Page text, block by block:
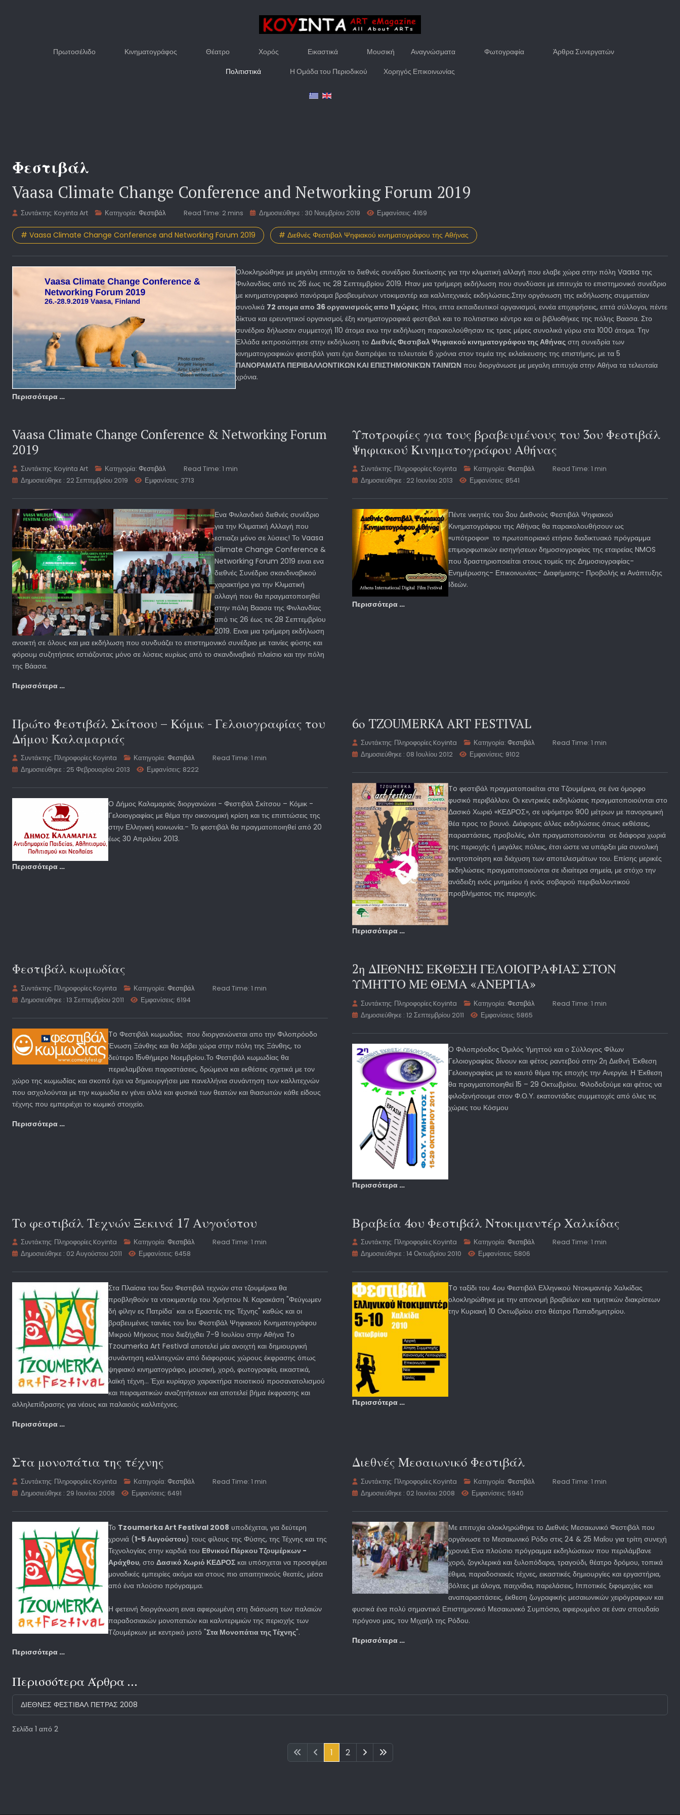
Πρωτοσέλιδο Κινηματογράφος Θέατρο Χορός Εικαστικά Μουσική Αναγνώσματα Φωτογραφία Άρθρα Συνεργατών
Πολιτιστικά Η Ομάδα του Περιοδικού Χορηγός Επικοινωνίας
Φεστιβάλ
Vaasa Climate Change Conference and Networking Forum 2019
Συντάκτης: Koyinta Art Κατηγορία:Φεστιβάλ Read Time: 2 mins Δημοσιεύθηκε : 30 Νοεμβρίου 2019 Εμφανίσεις: 4169
# Vaasa Climate Change Conference and Networking Forum 2019 # Διεθνές Φεστιβαλ Ψηφιακού κινηματογράφου της Αθήνας
Ολοκληρώθηκε με μεγάλη επιτυχία το διεθνές συνέδριο δυκτίωσης για την κλιματική αλλαγή που ελαβε χώρα στην πόλη Vaasa της
Φινλανδίας από τις 26 έως τις 28 Σεπτεμβρίου 2019. Ηταν μια τριήμερη εκδήλωση που συνδύασε με επιτυχία το επιστημονικό συνέδριο
με κινηματογραφικό πανόραμα βραβευμένων ντοκιμαντέρ και καλλιτεχνικές εκδηλώσεις.Στην οργάνωση της εκδήλωσης συμμετείαν
συνολικά 72 ατομα απο 36 οργανισμούς απο 11 χώρες. Ητοι, επτα εκπαιδευτικοί οργανισμοί, εννέα επιχειρήσεις, επτά σύλλογοι, πέντε
δίκτυα και ερευνητικοί οργανισμοί, έξη κινηματογραφικά φεστιβαλ και το πολιτιστικο κέντρο και οι βιβλιοθήκες της πόλης Βαασα. Στο
συνέδριο δήλωσαν συμμετοχή 110 άτομα ενω την εκδήλωση παρακολούθησαν τις τρεις μέρες συνολικά γύρω στα 1000 άτομα. Την
Ελλάδα εκπροσώπησε στην εκδήλωση το Διεθνές Φεστιβαλ Ψηφιακού κινηματογράφου της Αθήνας στη συνεδρία των
κινηματογραφικών φεστιβάλ γιατι έχει διαπρέψει τα τελευταία 6 χρόνια στον τομέα της εκλαίκευσης της επιστήμης, με τα 5
ΠΑΝΟΡΑΜΑΤΑ ΠΕΡΙΒΑΛΛΟΝΤΙΚΩΝ ΚΑΙ ΕΠΙΣΤΗΜΟΝΙΚΏΝ ΤΑΙΝΙΏΝ που διοργάνωσε με μεγαλη επιτυχία στην Αθήνα τα τελευταία
χρόνια.
Περισσότερα …
Vaasa Climate Change Conference & Networking Forum
2019
Συντάκτης: Koyinta Art Κατηγορία:Φεστιβάλ
Read Time: 1 min
Δημοσιεύθηκε : 22 Σεπτεμβρίου 2019
Εμφανίσεις: 3713
Ενα Φινλανδικό διεθνές συνέδριο
για την Κλιματική Αλλαγή που
εστιαζει μόνο σε λύσεις! Το Vaasa
Climate Change Conference &
Networking Forum 2019 ειναι ενα
διεθνές Συνέδριο σκανδιναβικού
χαρακτήρα για την Κλιματική
αλλαγή που θα πραγματοποιηθεί
στην πόλη Βαασα της Φινλανδίας
από τις 26 έως τις 28 Σεπτεμβρίου
2019. Ειναι μια τριήμερη εκδήλωση
ανοικτή σε όλους και μια εκδήλωση που συνδυάζει το επιστημονικό συνέδριο με ταινίες φύσης και
φόρουμ συζητήσεις εστιάζοντας μόνο σε λύσεις κυρίως από το σκανδιναβικό πλαίσιο και την πόλη
της Βάασα.
Περισσότερα …
Υποτροφίες για τους βραβευμένους του 3ου Φεστιβάλ
Ψηφιακού Κινηματογράφου Αθήνας
Συντάκτης: Πληροφορίες Koyinta Κατηγορία:Φεστιβάλ
Read Time: 1 min
Δημοσιεύθηκε : 22 Ιουνίου 2013
Εμφανίσεις: 8541
Πέντε νικητές του 3ου Διεθνούς Φεστιβάλ Ψηφιακού
Κινηματογράφου της Αθήνας θα παρακολουθήσουν ως
«υπότροφοι» το πρωτοποριακό ετήσιο διαδικτυακό πρόγραμμα
επιμορφωτικών εισηγήσεων δημοσιογραφίας της εταιρείας NMOS
που δραστηριοποιείται στους τομείς της Δημοσιογραφίας-
Ενημέρωσης- Επικοινωνίας- Διαφήμισης- Προβολής κι Ανάπτυξης
Ιδεών.
Περισσότερα …
Πρώτο Φεστιβάλ Σκίτσου – Κόμικ - Γελοιογραφίας του
Δήμου Καλαμαριάς
Συντάκτης: Πληροφορίες Koyinta Κατηγορία:Φεστιβάλ
Read Time: 1 min
Δημοσιεύθηκε : 25 Φεβρουαρίου 2013
Εμφανίσεις: 8222
Ο Δήμος Καλαμαριάς διοργανώνει - Φεστιβάλ Σκίτσου – Κόμικ -
Γελοιογραφίας με θέμα την οικονομική κρίση και τις επιπτώσεις της
στην Ελληνική κοινωνία.- Το φεστιβάλ θα πραγματοποιηθεί από 20
έως 30 Απριλίου 2013.
Περισσότερα …
6ο TZOUMERKA ART FESTIVAL
Συντάκτης: Πληροφορίες Koyinta Κατηγορία:Φεστιβάλ
Read Time: 1 min
Δημοσιεύθηκε : 08 Ιουλίου 2012
Εμφανίσεις: 9102
To φεστιβάλ πραγματοποιείται στα Τζουμέρκα, σε ένα όμορφο
φυσικό περιβάλλον. Οι κεντρικές εκδηλώσεις πραγματοποιούνται στο
Δασικό Χωριό «ΚΕΔΡΟΣ», σε υψόμετρο 900 μέτρων με πανοραμική
θέα προς το βουνό. Διάφορες άλλες εκδηλώσεις όπως εκθέσεις,
παραστάσεις, προβολές, κλπ πραγματοποιούνται σε διάφορα χωριά
της περιοχής ή μεγάλες πόλεις, έτσι ώστε να υπάρξει μία συνολική
κινητοποίηση και διάχυση των αποτελεσμάτων του. Επίσης μερικές
εκδηλώσεις πραγματοποιούνται σε ιδιαίτερα σημεία, με στόχο την
ανάδειξη ενός μνημείου ή ενός σοβαρού περιβαλλοντικού
προβλήματος της περιοχής.
Περισσότερα …
Φεστιβάλ κωμωδίας
Συντάκτης: Πληροφορίες Koyinta Κατηγορία:Φεστιβάλ
Read Time: 1 min
Δημοσιεύθηκε : 13 Σεπτεμβρίου 2011
Εμφανίσεις: 6194
To Φεστιβάλ κωμωδίας που διοργανώνεται απο την Φιλοπρόοδο
Ένωση Ξάνθης και θα λάβει χώρα στην πόλη της Ξάνθης, το
δεύτερο 15νθήμερο Νοεμβρίου.Το Φεστιβάλ κωμωδίας θα
περιελαμβάνει παραστάσεις, δρώμενα και εκθέσεις σχετικά με τον
χώρο της κωμωδίας και σκοπό έχει να δημιουργήσει μια πανελλήνια συνάντηση των καλλιτεχνών
που ασχολούνται με την κωμωδία εν γένει αλλά και φυσικά των θεατών και θιασωτών κάθε είδους
τέχνης που εμπεριέχει το κωμικό στοιχείο.
Περισσότερα …
2η ΔΙΕΘΝΗΣ ΕΚΘΕΣΗ ΓΕΛΟΙΟΓΡΑΦΙΑΣ ΣΤΟΝ
ΥΜΗΤΤΟ ΜΕ ΘΕΜΑ «ΑΝΕΡΓΙΑ»
Συντάκτης: Πληροφορίες Koyinta Κατηγορία:Φεστιβάλ
Read Time: 1 min
Δημοσιεύθηκε : 12 Σεπτεμβρίου 2011
Εμφανίσεις: 5865
Ο Φιλοπρόοδος Όμιλός Υμηττού και ο Σύλλογος Φίλων
Γελοιογραφίας δίνουν και φέτος ραντεβού στην 2η Διεθνή Έκθεση
Γελοιογραφίας με το καυτό θέμα της εποχής την Ανεργία. Η Έκθεση
θα πραγματοποιηθεί 15 – 29 Οκτωβρίου. Φιλοδοξούμε και φέτος να
φιλοξενήσουμε στον Φ.Ο.Υ. εκατοντάδες συμμετοχές από όλες τις
χώρες του Κόσμου
Περισσότερα …
Το φεστιβάλ Τεχνών Ξεκινά 17 Αυγούστου
Συντάκτης: Πληροφορίες Koyinta Κατηγορία:Φεστιβάλ
Read Time: 1 min
Δημοσιεύθηκε : 02 Αυγούστου 2011
Εμφανίσεις: 6458
Στα Πλαίσια του 5ου Φεστιβάλ τεχνών στα τζουμέρκα θα
προβληθούν τα ντοκιμαντέρ του Χρήστου Ν. Καρακάση "Φεύγωμεν
δή φίλην ες Πατρίδα¨ και οι Εραστές της Τέχνης" καθώς και οι
βραβευμένες ταινίες του 1ου Φεστιβάλ Ψηφιακού Κινηματογράφου
Μικρού Μήκους που διεξήχθει 7-9 Ιουλίου στην Αθήνα Tο
Tzoumerka Art Festival αποτελεί μία ανοιχτή και δημιουργική
συνάντηση καλλιτεχνών από διάφορους χώρους έκφρασης όπως
ψηφιακό κινηματογράφο, μουσική, χορό, φωτογραφία, εικαστικά,
λαϊκή τέχνη… Έχει κυρίαρχο χαρακτήρα ποιοτικού προσανατολισμού
και πειραματικών αναζητήσεων και αποτελεί βήμα έκφρασης και
αλληλεπίδρασης για νέους και παλαιούς καλλιτέχνες.
Περισσότερα …
Βραβεία 4ου Φεστιβάλ Ντοκιμαντέρ Χαλκίδας
Συντάκτης: Πληροφορίες Koyinta Κατηγορία:Φεστιβάλ
Read Time: 1 min
Δημοσιεύθηκε : 14 Οκτωβρίου 2010
Εμφανίσεις: 5806
To ταξίδι του 4ου Φεστιβάλ Ελληνικού Ντοκιμαντέρ Χαλκίδας
ολοκληρώθηκε με την απονομή βραβείων και τιμητικών διακρίσεων
την Κυριακή 10 Οκτωβρίου στο θέατρο Παπαδημητρίου.
Περισσότερα …
Στα μονοπάτια της τέχνης
Συντάκτης: Πληροφορίες Koyinta Κατηγορία:Φεστιβάλ
Read Time: 1 min
Δημοσιεύθηκε : 29 Ιουνίου 2008
Εμφανίσεις: 6491
Το Tzoumerka Art Festival 2008 υποδέχεται, για δεύτερη
χρονιά (1-5 Αυγούστου) τους φίλους της Φύσης, της Τέχνης και της
Τεχνολογίας στην καρδιά του Εθνικού Πάρκου Τζουμέρκων -
Αράχθου, στο Δασικό Χωριό ΚΕΔΡΟΣ και υπόσχεται να προσφέρει
μοναδικές εμπειρίες ακόμα και στους πιο απαιτητικούς θεατές, μέσα
από ένα πλούσιο πρόγραμμα.
Η φετεινή διοργάνωση ειναι αφιερωμένη στη διάσωση των παλαιών
παραδοσιακών μονοπατιών και καλντεριμιών της περιοχής των
Τζουμέρκων με κεντρικό μοτό "Στα Μονοπάτια της Τέχνης".
Περισσότερα …
Διεθνές Μεσαιωνικό Φεστιβάλ
Συντάκτης: Πληροφορίες Koyinta Κατηγορία:Φεστιβάλ
Read Time: 1 min
Δημοσιεύθηκε : 02 Ιουνίου 2008
Εμφανίσεις: 5940
Με επιτυχία ολοκληρώθηκε το Διεθνές Μεσαιωνικό Φεστιβάλ που
οργάνωσε το Μεσαιωνικό Ρόδο στις 24 & 25 Μαΐου για τρίτη συνεχή
χρονιά.Ένα πλούσιο πρόγραμμα εκδηλώσεων που περιλάμβανε
χορό, ζογκλερικά και ξυλοπόδαρα, τραγούδι, θέατρο δρόμου, τοπικά
έθιμα, παραδοσιακές τέχνες, εικαστικές δημιουργίες και εργαστήρια,
βόλτες με άλογα, παιχνίδια, παρελάσεις, Ιπποτικές ξιφομαχίες και
αναπαραστάσεις, έκθεση ζωγραφικής μεσαιωνικών χειρόγραφων και
φυσικά ένα πολύ σημαντικό Επιστημονικό Μεσαιωνικό Συμπόσιο, αφιερωμένο σε έναν σπουδαίο
πρόγονο μας, τον Μιχαήλ της Ρόδου.
Περισσότερα …
Περισσότερα Άρθρα …
ΔΙΕΘΝΕΣ ΦΕΣΤΙΒΑΛ ΠΕΤΡΑΣ 2008
Σελίδα 1 από 2
1 2